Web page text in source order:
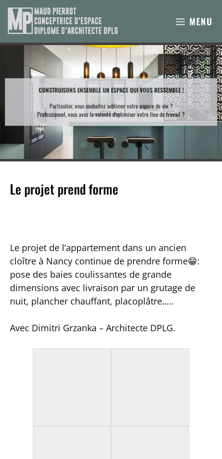
Aller
contenu
MENU
CONSTRUISONS ENSEMBLE UN ESPACE QUI VOUS RESSEMBLE !
Particulier, vous souhaitez sublimer votre espace de vie ?
Professionnel, vous avez la volonté d'optimiser votre lieu de travail ?
Le projet prend forme
Le projet de l’appartement dans un ancien
cloître à Nancy continue de prendre forme😁:
pose des baies coulissantes de grande
dimensions avec livraison par un grutage de
nuit, plancher chauffant, placoplâtre…..
Avec Dimitri Grzanka – Architecte DPLG.